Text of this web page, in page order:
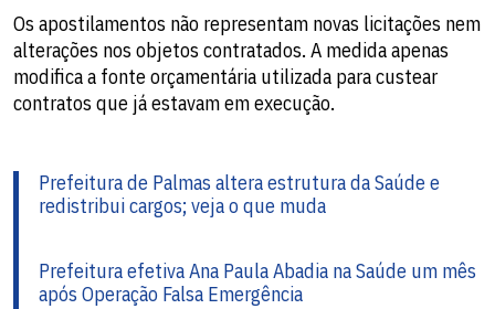
Os apostilamentos não representam novas licitações nem
alterações nos objetos contratados. A medida apenas
modifica a fonte orçamentária utilizada para custear
contratos que já estavam em execução.
Prefeitura de Palmas altera estrutura da Saúde e
redistribui cargos; veja o que muda
Prefeitura efetiva Ana Paula Abadia na Saúde um mês
após Operação Falsa Emergência